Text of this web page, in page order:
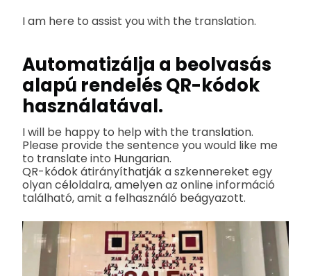
I am here to assist you with the translation.
Automatizálja a beolvasás
alapú rendelés QR-kódok
használatával.
I will be happy to help with the translation.
Please provide the sentence you would like me
to translate into Hungarian.
QR-kódok átirányíthatják a szkennereket egy
olyan céloldalra, amelyen az online információ
található, amit a felhasználó beágyazott.